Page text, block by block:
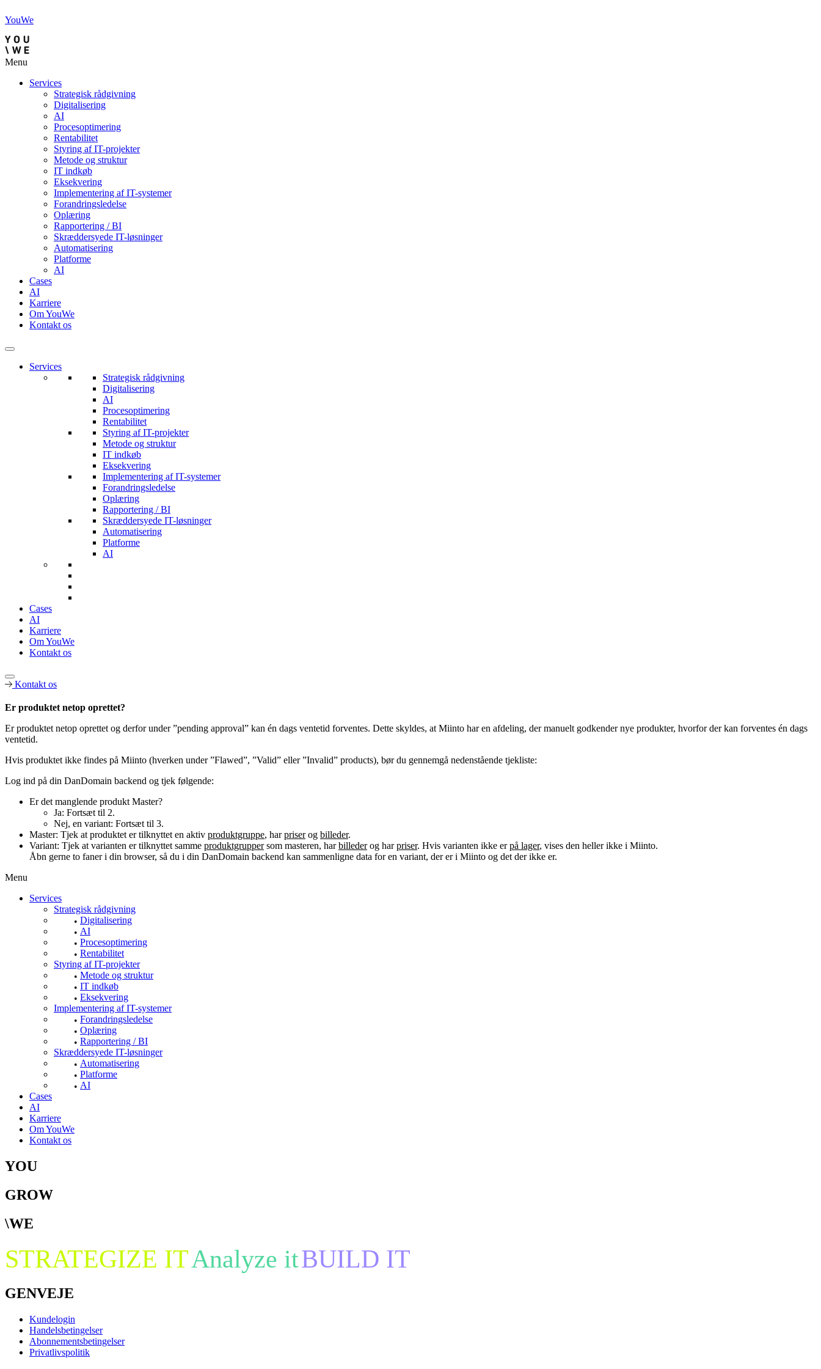
YouWe
Menu
Services
Strategisk rådgivning
Digitalisering
AI
Procesoptimering
Rentabilitet
Styring af IT-projekter
Metode og struktur
IT indkøb
Eksekvering
Implementering af IT-systemer
Forandringsledelse
Oplæring
Rapportering / BI
Skræddersyede IT-løsninger
Automatisering
Platforme
AI
Cases
AI
Karriere
Om YouWe
Kontakt os
Services
Strategisk rådgivning
Digitalisering
AI
Procesoptimering
Rentabilitet
Styring af IT-projekter
Metode og struktur
IT indkøb
Eksekvering
Implementering af IT-systemer
Forandringsledelse
Oplæring
Rapportering / BI
Skræddersyede IT-løsninger
Automatisering
Platforme
AI
Cases
AI
Karriere
Om YouWe
Kontakt os
Kontakt os
Er produktet netop oprettet?
Er produktet netop oprettet og derfor under ”pending approval” kan én dags ventetid forventes. Dette skyldes, at Miinto har en afdeling, der manuelt godkender nye produkter, hvorfor der kan forventes én dags
ventetid.
Hvis produktet ikke findes på Miinto (hverken under ”Flawed”, ”Valid” eller ”Invalid” products), bør du gennemgå nedenstående tjekliste:
Log ind på din DanDomain backend og tjek følgende:
Er det manglende produkt Master?
Ja: Fortsæt til 2.
Nej, en variant: Fortsæt til 3.
Master: Tjek at produktet er tilknyttet en aktiv produktgruppe, harpriserog billeder.
Variant: Tjek at varianten er tilknyttet samme produktgruppersom masteren, harbillederog harpriser. Hvis varianten ikke erpå lager, vises den heller ikke i Miinto.
Åbn gerne to faner i din browser, så du i din DanDomain backend kan sammenligne data for en variant, der er i Miinto og det der ikke er.
Menu
Services
Strategisk rådgivning
Digitalisering
AI
Procesoptimering
Rentabilitet
Styring af IT-projekter
Metode og struktur
IT indkøb
Eksekvering
Implementering af IT-systemer
Forandringsledelse
Oplæring
Rapportering / BI
Skræddersyede IT-løsninger
Automatisering
Platforme
AI
Cases
AI
Karriere
Om YouWe
Kontakt os
YOU
GROW
\WE
STRATEGIZE ITAnalyze itBUILD IT
GENVEJE
Kundelogin
Handelsbetingelser
Abonnementsbetingelser
Privatlivspolitik